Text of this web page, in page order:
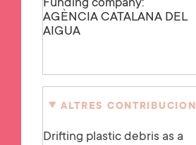
Funding company:
AGÈNCIA CATALANA DEL
AIGUA
ALTRES
Drifting plastic debris as a